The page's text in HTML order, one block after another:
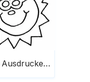
Zum Ausdrucken Sommer Sonne